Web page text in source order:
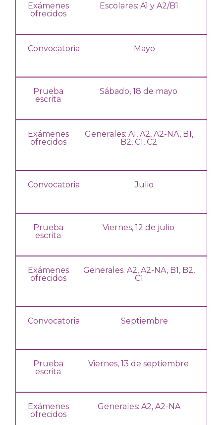
Exámenes
ofrecidos
Escolares: A1 y A2/B1
Convocatoria Mayo
Prueba
escrita
Sábado, 18 de mayo
Exámenes
ofrecidos
Generales: A1, A2, A2-NA,B1,
B2, C1, C2
Convocatoria Julio
Prueba
escrita
Viernes, 12 de julio
Exámenes
ofrecidos
Generales: A2, A2-NA,B1, B2,
C1
Convocatoria Septiembre
Prueba
escrita
Viernes, 13 de septiembre
Exámenes
ofrecidos
Generales: A2, A2-NA